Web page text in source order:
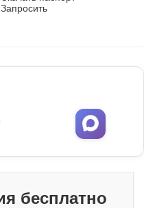
Запросить
бесплатно